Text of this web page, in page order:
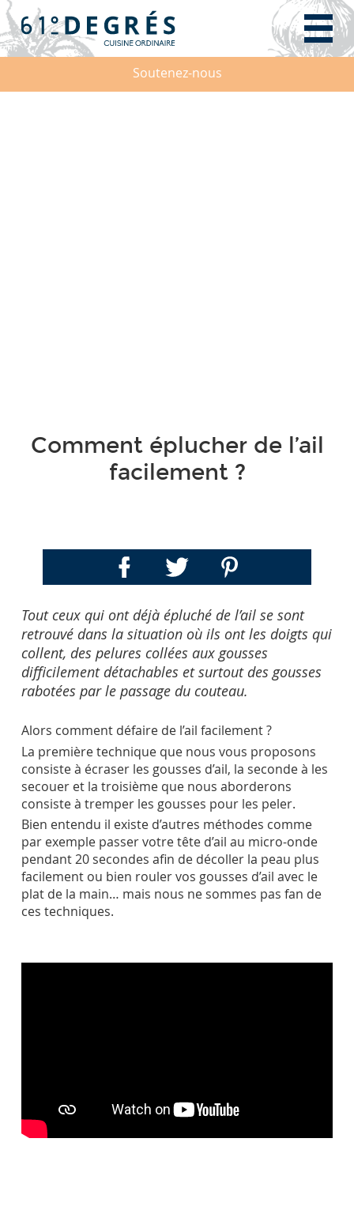
Soutenez-nous
Comment éplucher de l’ail
facilement ?
Tout ceux qui ont déjà épluché de l’ail se sont
retrouvé dans la situation où ils ont les doigts qui
collent, des pelures collées aux gousses
difficilement détachables et surtout des gousses
rabotées par le passage du couteau.
Alors comment défaire de l’ail facilement ?
La première technique que nous vous proposons
consiste à écraser les gousses d’ail, la seconde à les
secouer et la troisième que nous aborderons
consiste à tremper les gousses pour les peler.
Bien entendu il existe d’autres méthodes comme
par exemple passer votre tête d’ail au micro-onde
pendant 20 secondes afin de décoller la peau plus
facilement ou bien rouler vos gousses d’ail avec le
plat de la main… mais nous ne sommes pas fan de
ces techniques.